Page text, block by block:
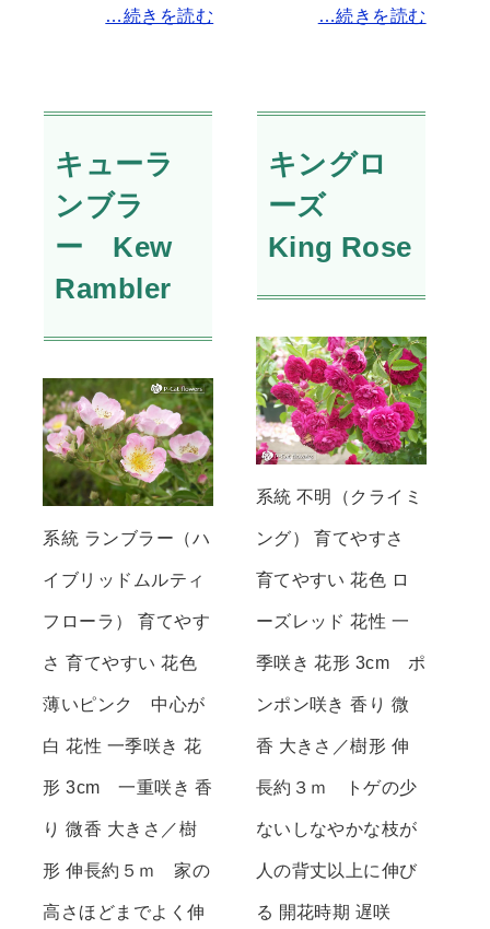
…続きを読む …続きを読む
キューラ
ンブラ
ー Kew
Rambler
系統 ランブラー（ハ
イブリッドムルティ
フローラ） 育てやす
さ 育てやすい 花色
薄いピンク 中心が
白 花性 一季咲き 花
形 3cm 一重咲き 香
り 微香 大きさ／樹
形 伸長約５ｍ 家の
高さほどまでよく伸
キングロ
ーズ
King Rose
系統 不明（クライミ
ング） 育てやすさ
育てやすい 花色 ロ
ーズレッド 花性 一
季咲き 花形 3cm ポ
ンポン咲き 香り 微
香 大きさ／樹形 伸
長約３ｍ トゲの少
ないしなやかな枝が
人の背丈以上に伸び
る 開花時期 遅咲